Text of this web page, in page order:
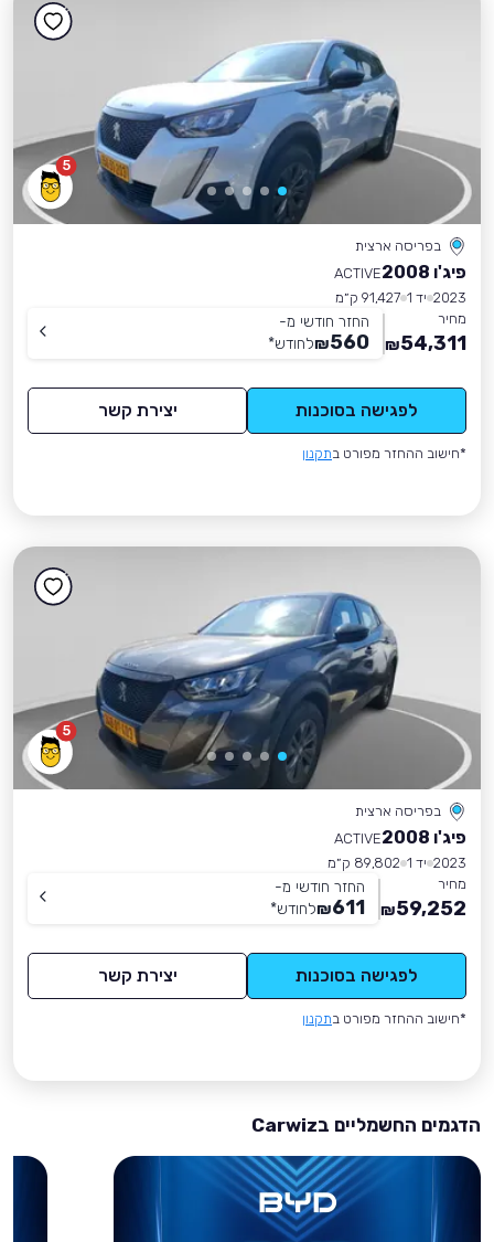
5
בפריסה ארצית
פיג'ו 2008
ACTIVE
2023 יד 1
91,427 ק״מ
מחיר
54,311
₪
החזר חודשי מ-
560
₪לחודש*
לפגישה בסוכנות יצירת קשר
*חישוב ההחזר מפורט בתקנון
5
בפריסה ארצית
פיג'ו 2008
ACTIVE
2023 יד 1
89,802 ק״מ
מחיר
59,252
₪
החזר חודשי מ-
611
₪לחודש*
לפגישה בסוכנות יצירת קשר
*חישוב ההחזר מפורט בתקנון
הדגמים החשמליים בCarwiz